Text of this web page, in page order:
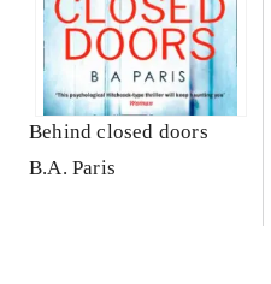
Behind closed doors
B.A. Paris